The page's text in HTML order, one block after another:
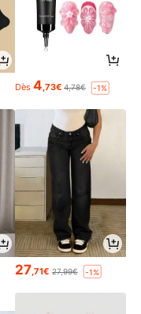
Dès 4,73€ 4,78€ -1%
27 ,71€ 27,99€ -1%